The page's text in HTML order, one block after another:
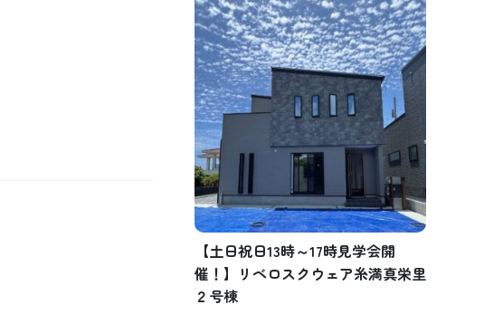
【土日祝日13時～17時見学会開
催！】リベロスクウェア糸満真栄里
２号棟